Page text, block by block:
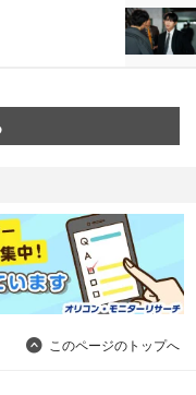
このページのトップへ